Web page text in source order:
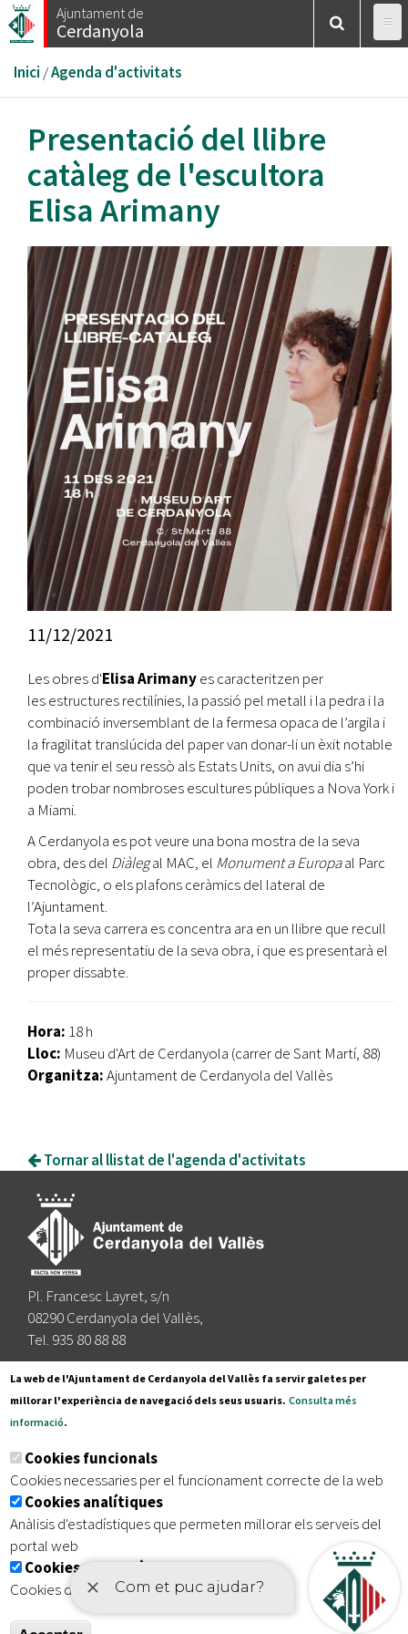
Vés
al
Ajuntament de
Cerdanyola
Esteu
aquí
Inici /Agenda d'activitats
Presentació del llibre
catàleg de l'escultora
Elisa Arimany
11/12/2021
Les obres d'Elisa Arimanyes caracteritzen per
les estructures rectilínies, la passió pel metall i la pedra i la
combinació inversemblant de la fermesa opaca de l’argila i
la fragilitat translúcida del paper van donar-li un èxit notable
que va tenir el seu ressò als Estats Units, on avui dia s’hi
poden trobar nombroses escultures públiques a Nova York i
a Miami.
A Cerdanyola es pot veure una bona mostra de la seva
obra, des del Diàlegal MAC, el Monument a Europaal Parc
Tecnològic, o els plafons ceràmics del lateral de
l’Ajuntament.
Tota la seva carrera es concentra ara en un llibre que recull
el més representatiu de la seva obra, i que es presentarà el
proper dissabte.
Hora: 18 h
Lloc: Museu d'Art de Cerdanyola (carrer de Sant Martí, 88)
Organitza:Ajuntament de Cerdanyola del Vallès
Tornar al llistat de l'agenda d'activitats
Pl. Francesc Layret, s/n
08290 Cerdanyola del Vallès,
Tel. 935 80 88 88
Segueix-nos a:
Subscriu-te al nostre butlletí
Inici | Avís legal | Protecció de dades
| Accessibilitat
La web de l'Ajuntament de Cerdanyola del Vallès fa servir galetes per
millorar l'experiència de navegació dels seus usuaris. Consulta més
informació.
Cookies funcionals
Cookies necessaries per el funcionament correcte de la web
Cookies analítiques
Anàlisis d'estadístiques que permeten millorar els serveis del
portal web
Cookies publicitàries
Cookies de tercers amb finalitat publicitària